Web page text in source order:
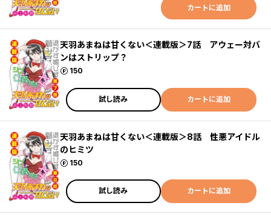
カートに追加
天羽あまねは甘くない＜連載版＞7話 アウェー対バ
ンはストリップ？
150
ポイント
試し読み カートに追加
天羽あまねは甘くない＜連載版＞8話 性悪アイドル
のヒミツ
150
ポイント
試し読み カートに追加